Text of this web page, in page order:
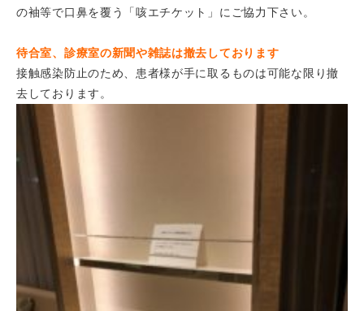
の袖等で口鼻を覆う「咳エチケット」にご協力下さい。
待合室、診療室の新聞や雑誌は撤去しております
接触感染防止のため、患者様が手に取るものは可能な限り撤
去しております。